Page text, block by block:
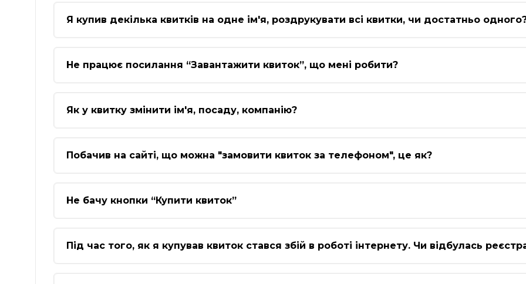
Я купив декілька квитків на одне ім'я, роздрукувати всі квитки, чи достатньо
Не працює посилання “Завантажити квиток”, що мені робити?
Як у квитку змінити ім'я, посаду, компанію?
Побачив на сайті, що можна "замовити квиток за телефоном", це як?
Не бачу кнопки “Купити квиток”
Під час того, як я купував квиток стався збій в роботі інтернету. Чи відбулась